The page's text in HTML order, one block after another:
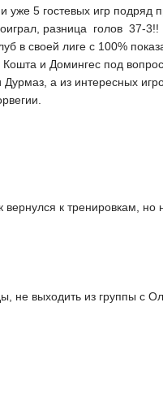
уже 5 гостевых игр подряд
разница голов 37-3!!
в своей лиге с 100%
и Домингес под
а из интересных
вернулся к тренировкам,
не выходить из группы с